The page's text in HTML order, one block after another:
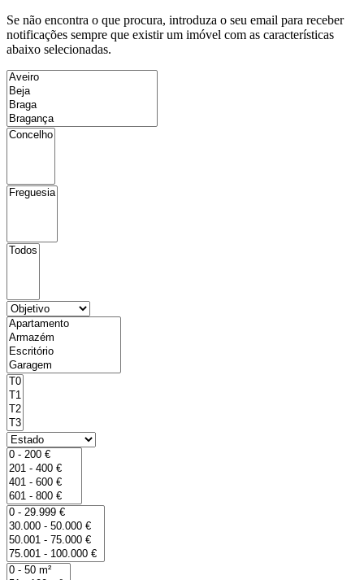
Se não encontra o que procura, introduza o seu email para receber
notificações sempre que existir um imóvel com as características
abaixo selecionadas.